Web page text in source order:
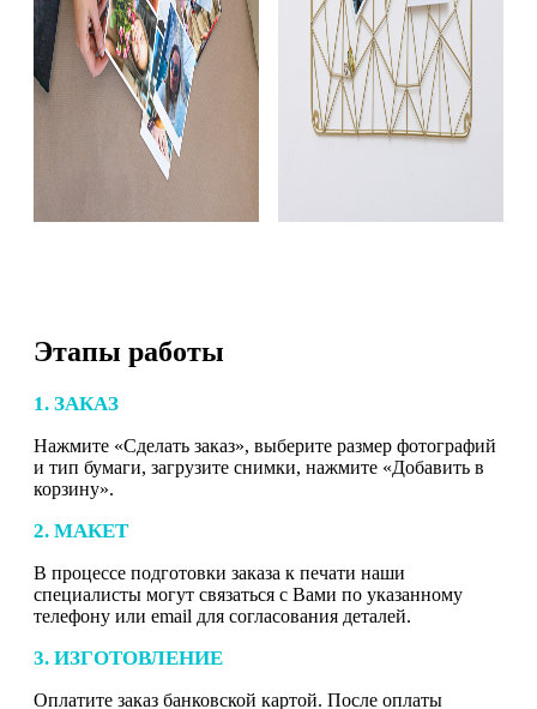
Этапы работы
1. ЗАКАЗ
Нажмите «Сделать заказ», выберите размер фотографий
и тип бумаги, загрузите снимки, нажмите «Добавить в
корзину».
2. МАКЕТ
В процессе подготовки заказа к печати наши
специалисты могут связаться с Вами по указанному
телефону или email для согласования деталей.
3. ИЗГОТОВЛЕНИЕ
Оплатите заказ банковской картой. После оплаты